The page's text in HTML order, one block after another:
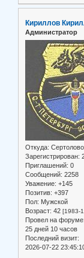
Кириллов
Администратор
Откуда:
Зарегистрирован:
Приглашений: 0
Сообщений: 2258
Уважение: +145
Позитив: +397
Пол: Мужской
Возраст: 42 [1983-
Провел на форуме:
25 дней 10 часов
Последний визит:
2026-07-22